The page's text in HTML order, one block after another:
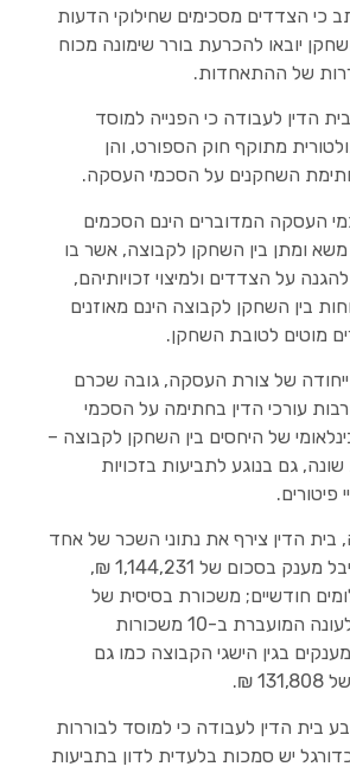
כי הצדדים מסכימים שחילוקי הדעות
יובאו להכרעת בורר שימונה מכוח
של ההתאחדות.
הדין לעבודה כי הפנייה למוסד
מתוקף חוק הספורט, והן
השחקנים על הסכמי העסקה.
העסקה המדוברים הינם הסכמים
ומתן בין השחקן לקבוצה, אשר בו
להגנה על הצדדים ולמיצוי זכויותיהם,
בין השחקן לקבוצה הינם מאוזנים
מוטים לטובת השחקן.
ייחודה של צורת העסקה, גובה שכרם
עורכי הדין בחתימה על הסכמי
של היחסים בין השחקן לקבוצה –
שונה, גם בנוגע לתביעות בזכויות
פיטורים.
הדין צירף את נתוני השכר של אחד
מהתובעים אשר קיבל מענק בסכום של 1,144,231 ₪,
ב-4 תשלומים חודשיים; משכורת בסיסית של
כ-1,399,290 ₪ לעונה המועברת ב-10 משכורות
בגין הישגי הקבוצה כמו גם
₪.
בית הדין לעבודה כי למוסד לבוררות
יש סמכות בלעדית לדון בתביעות